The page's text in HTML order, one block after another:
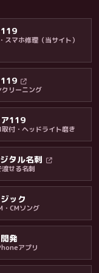
119
スマホ修理（当サイト）
クリーニング
ア119
取付・ヘッドライト磨き
タル名刺
せる名刺
ック
・CMソング
発
アプリ